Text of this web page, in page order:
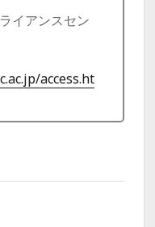
イアンスセン
access.ht